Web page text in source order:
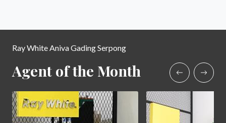
Ray White Aniva Gading Serpong
Agent of the Month